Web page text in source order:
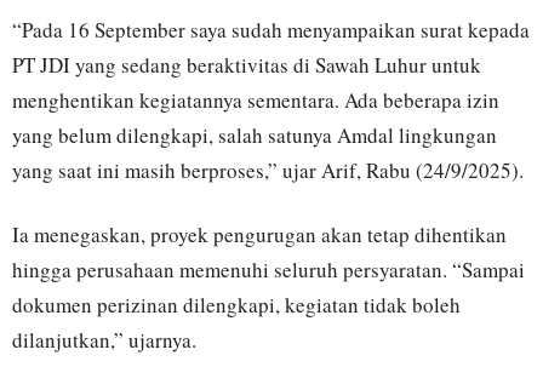
“Pada 16 September saya sudah menyampaikan surat kepada
PT JDI yang sedang beraktivitas di Sawah Luhur untuk
menghentikan kegiatannya sementara. Ada beberapa izin
yang belum dilengkapi, salah satunya Amdal lingkungan
yang saat ini masih berproses,” ujar Arif, Rabu (24/9/2025).
Ia menegaskan, proyek pengurugan akan tetap dihentikan
hingga perusahaan memenuhi seluruh persyaratan. “Sampai
dokumen perizinan dilengkapi, kegiatan tidak boleh
dilanjutkan,” ujarnya.